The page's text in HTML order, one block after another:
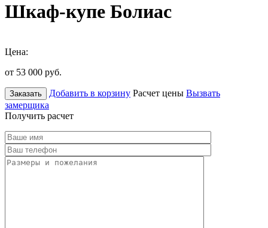
Шкаф-купе Болиас
Цена:
от 53 000 руб.
Заказать Добавить в корзину Расчет цены Вызвать
замерщика
Получить расчет